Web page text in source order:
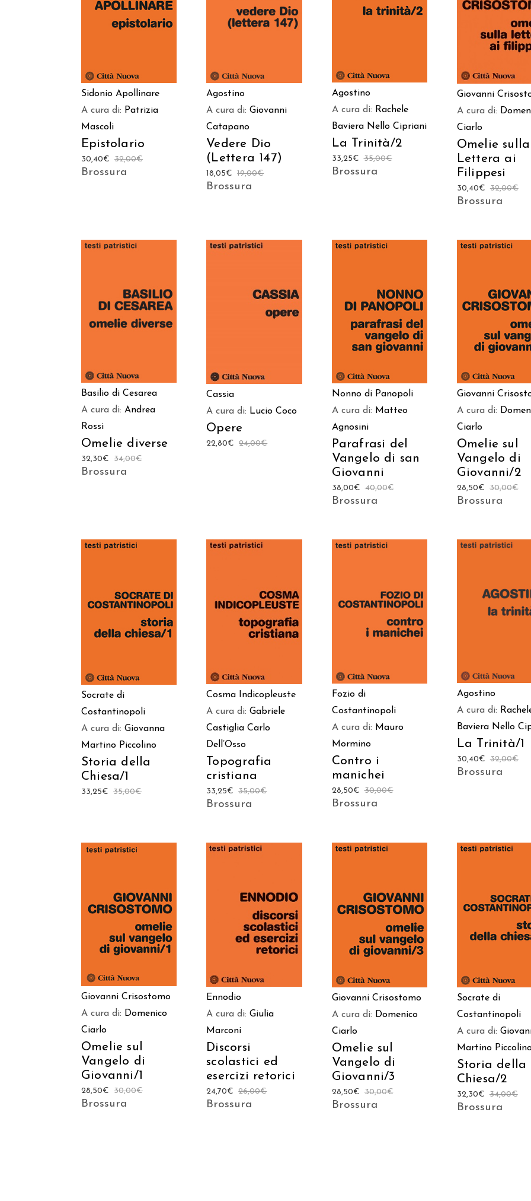
AGGIUNGI AL
CARRELLO
Sidonio Apollinare
A cura di: Patrizia
Mascoli
Epistolario
32,00€
30,40€
Brossura
CARRELLO
Agostino
A cura di:Giovanni
Catapano
Vedere Dio
(Lettera 147)
19,00€
18,05€
Brossura
Agostino
A cura di: Rachele
Baviera Nello Cipriani
La Trinità/2
35,00€
33,25€
Brossura
AGGIUNGI AL
CARRELLO
Giovanni
A cura di:
Ciarlo
Omelie sulla
Lettera ai
Filippesi
32,00€
30,40€
Brossura
AGGIUNGI AL
CARRELLO
Basilio di Cesarea
A cura di: Andrea
Rossi
Omelie diverse
34,00€
32,30€
Brossura
Cassia
A cura di: Lucio Coco
Opere
24,00€
22,80€
AGGIUNGI AL
CARRELLO
Nonno di Panopoli
A cura di: Matteo
Agnosini
Parafrasi del
Vangelo di san
Giovanni
40,00€
38,00€
Brossura
AGGIUNGI AL
CARRELLO
Giovanni
A cura di:
Ciarlo
Omelie sul
Vangelo di
Giovanni/2
30,00€
28,50€
Brossura
AGGIUNGI AL
CARRELLO
Socrate di
Costantinopoli
A cura di: Giovanna
Martino Piccolino
Storia della
Chiesa/1
35,00€
33,25€
AGGIUNGI AL
CARRELLO
Cosma Indicopleuste
A cura di:Gabriele
Castiglia Carlo
Dell’Osso
Topografia
cristiana
35,00€
33,25€
Brossura
AGGIUNGI AL
CARRELLO
Fozio di
Costantinopoli
A cura di: Mauro
Mormino
Contro i
manichei
30,00€
28,50€
Brossura
Agostino
A cura di:
Baviera Nello
La Trinità/1
32,00€
30,40€
Brossura
AGGIUNGI AL
Giovanni Crisostomo
A cura di: Domenico
Ciarlo
Omelie sul
Vangelo di
Giovanni/1
30,00€
28,50€
Brossura
CARRELLO
Ennodio
A cura di:Giulia
Marconi
Discorsi
scolastici ed
esercizi retorici
26,00€
24,70€
Brossura
AGGIUNGI AL
CARRELLO
Giovanni Crisostomo
A cura di: Domenico
Ciarlo
Omelie sul
Vangelo di
Giovanni/3
30,00€
28,50€
Brossura
AGGIUNGI AL
CARRELLO
Socrate di
Costantinopoli
A cura di:
Martino
Storia della
Chiesa/2
34,00€
32,30€
Brossura